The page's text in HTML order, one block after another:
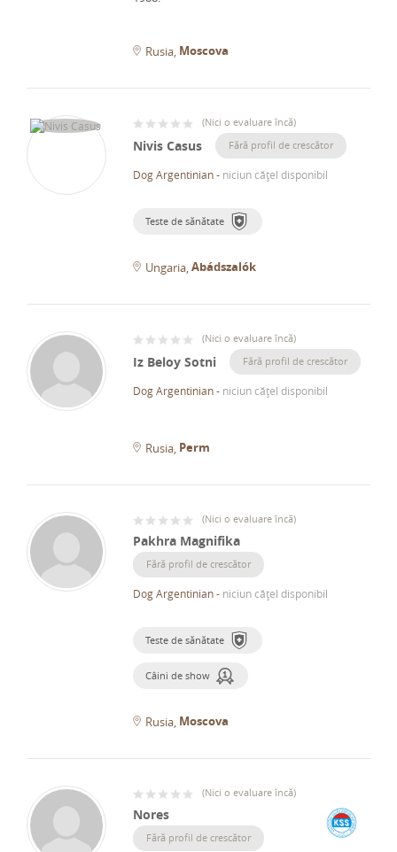
Rusia Moscova
(Nici o evaluare încă)
Nivis Casus Fără profil de crescător
Dog Argentinian- niciun cățel disponibil
Teste de sănătate
Ungaria Abádszalók
(Nici o evaluare încă)
Iz Beloy Sotni Fără profil de crescător
Dog Argentinian- niciun cățel disponibil
Rusia Perm
(Nici o evaluare încă)
Pakhra Magnifika
Fără profil de crescător
Dog Argentinian- niciun cățel disponibil
Teste de sănătate
Câini de show
Rusia Moscova
(Nici o evaluare încă)
Nores
Fără profil de crescător